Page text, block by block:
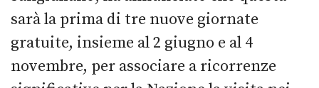
sarà la prima di tre nuove giornate
gratuite, insieme al 2 giugno e al 4
novembre, per associare a ricorrenze